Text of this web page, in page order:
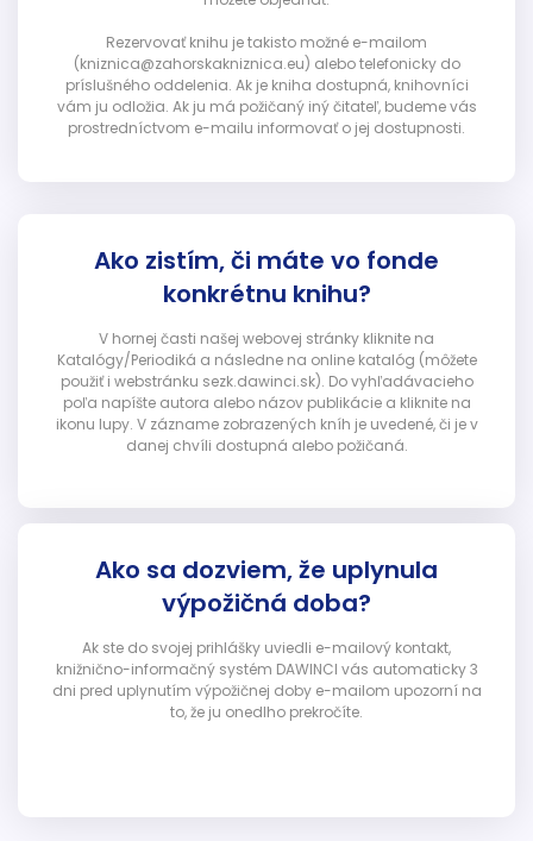
Rezervovať knihu je takisto možné e-mailom
(kniznica@zahorskakniznica.eu) alebo telefonicky do
príslušného oddelenia. Ak je kniha dostupná, knihovníci
vám ju odložia. Ak ju má požičaný iný čitateľ, budeme vás
prostredníctvom e-mailu informovať o jej dostupnosti.
Ako zistím, či máte vo fonde
konkrétnu knihu?
V hornej časti našej webovej stránky kliknite na
Katalógy/Periodiká a následne na online katalóg (môžete
použiť i webstránku sezk.dawinci.sk). Do vyhľadávacieho
poľa napíšte autora alebo názov publikácie a kliknite na
ikonu lupy. V zázname zobrazených kníh je uvedené, či je v
danej chvíli dostupná alebo požičaná.
Ako sa dozviem, že uplynula
výpožičná doba?
Ak ste do svojej prihlášky uviedli e-mailový kontakt,
knižnično-informačný systém DAWINCI vás automaticky 3
dni pred uplynutím výpožičnej doby e-mailom upozorní na
to, že ju onedlho prekročíte.